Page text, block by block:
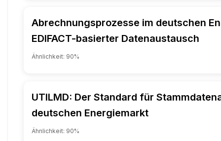
Abrechnungsprozesse im deutschen
EDIFACT-basierter Datenaustausch
Ähnlichkeit: 90%
UTILMD: Der Standard für
deutschen Energiemarkt
Ähnlichkeit: 90%